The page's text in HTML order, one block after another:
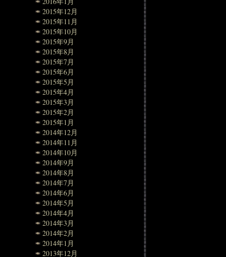
2015年12月
2015年11月
2015年10月
2015年9月
2015年8月
2015年7月
2015年6月
2015年5月
2015年4月
2015年3月
2015年2月
2015年1月
2014年12月
2014年11月
2014年10月
2014年9月
2014年8月
2014年7月
2014年6月
2014年5月
2014年4月
2014年3月
2014年2月
2014年1月
2013年12月